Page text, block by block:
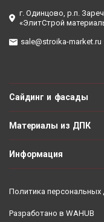
г. Одинцово, р.п.
«ЭлитСтрой
sale@stroika-market.ru
Сайдинг и фасады
Материалы из ДПК
Информация
Политика персональных
Разработано в WAHUB